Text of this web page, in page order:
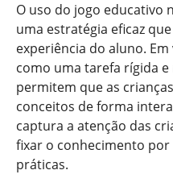
O uso do jogo educativo
uma estratégia eficaz
experiência do aluno.
como uma tarefa rígida
permitem que as
conceitos de forma
captura a atenção das
fixar o conhecimento
práticas.